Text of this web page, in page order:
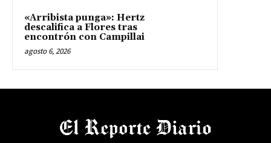
«Arribista punga»: Hertz
descalifica a Flores tras
encontrón con Campillai
agosto 6, 2026